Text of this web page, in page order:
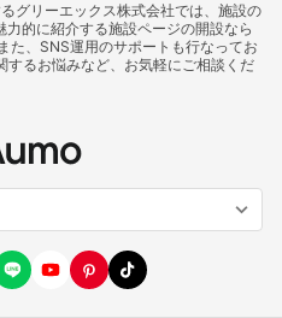
グリーエックス株式会社では、施設の
的に紹介する施設ページの開設なら
た、SNS運用のサポートも行なってお
するお悩みなど、お気軽にご相談くだ